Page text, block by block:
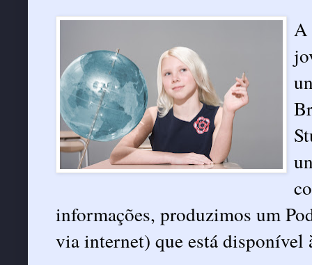
A
informações, produzimos um
via internet) que está disponível